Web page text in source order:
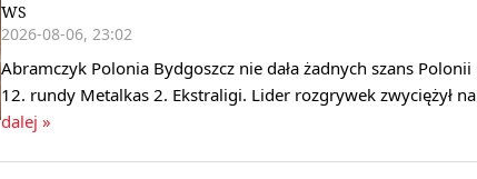
WS
2026-08-06, 23:02
Abramczyk Polonia Bydgoszcz nie dała żadnych szans Polonii
12. rundy Metalkas 2. Ekstraligi. Lider rozgrywek zwyciężył
dalej »